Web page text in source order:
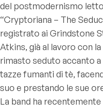
del postmodernismo
“Cryptoriana – The
registrato ai Grindstone
Atkins, già al lavoro con
rimasto seduto accanto
tazze fumanti di tè,
suo e prestando le sue
La band ha